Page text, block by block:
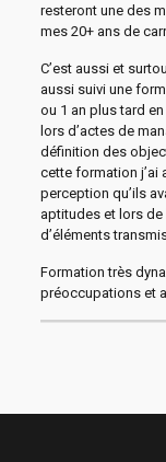
resteront une des
mes 20+ ans de
C’est aussi et
aussi suivi une
ou 1 an plus tard
lors d’actes de
définition des
cette formation j’ai
perception qu’ils
aptitudes et lors
d’éléments
Formation très
préoccupations et